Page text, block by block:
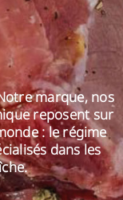
marque, nos
reposent sur
: le régime
dans les